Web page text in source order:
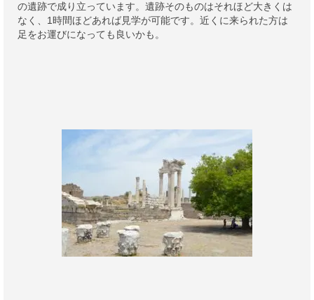
の遺跡で成り立っています。遺跡そのものはそれほど大きくは
なく、1時間ほどあれば見学が可能です。近くに来られた方は
足をお運びになっても良いかも。